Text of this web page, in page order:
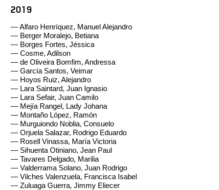
2019
—Alfaro Henríquez, Manuel Alejandro
— Berger Moralejo, Betiana
— Borges Fortes, Jéssica
—Cosme, Adilson
—de Oliveira Bomfim, Andressa
—García Santos, Veimar
— Hoyos Ruiz, Alejandro
— Lara Saintard, Juan Ignasio
— Lara Sefair, Juan Camilo
— Mejía Rangel, Lady Johana
— Montaño López, Ramón
— Murguiondo Noblia, Consuelo
—Orjuela Salazar, Rodrigo Eduardo
— Rosell Vinassa, María Victoria
— Sihuenta Otiniano, Jean Paul
—Tavares Delgado, Marilia
—Valderrama Solano, Juan Rodrigo
—Vilches Valenzuela, Francisca Isabel
—Zuluaga Guerra, Jimmy Eliecer